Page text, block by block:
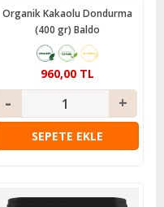
Organik Kakaolu Dondurma
(400 gr) Baldo
960,00 TL
SEPETE EKLE